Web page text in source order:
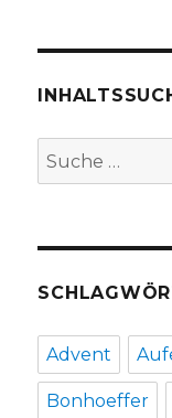
Suche
nach:
Advent
Bonhoeffer